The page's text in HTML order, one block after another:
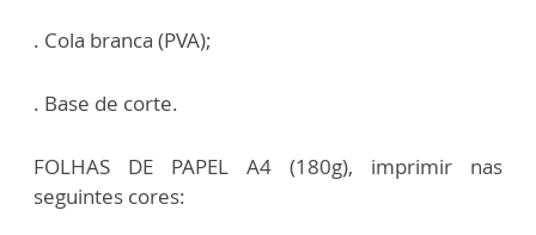
. Cola branca (PVA);
. Base de corte.
FOLHAS DE PAPEL A4 (180g), imprimir nas
seguintes cores: